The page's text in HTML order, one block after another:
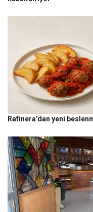
Rafinera’dan yeni